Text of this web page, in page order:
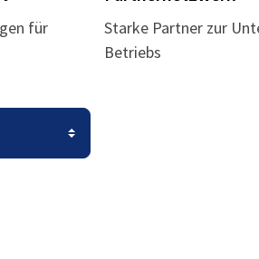
für
Starke Partner zur
Betriebs